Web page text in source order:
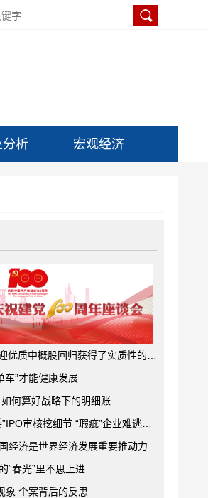
析 宏观经济
质中概股回归获得了实质性的进展
车”才能健康发展
何算好战略下的明细账
审核挖细节 “瑕疵”企业难逃法眼
经济是世界经济发展重要推动力
“春光”里不思上进
象 个案背后的反思